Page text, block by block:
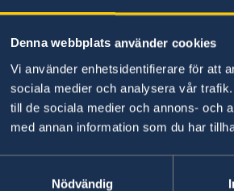
Denna webbplats använder cookies
Vi använder enhetsidentifierare för att
sociala medier och analysera vår
till de sociala medier och annons- och
med annan information som du har
Nödvändig
korruption
i Liberia
Monrovia